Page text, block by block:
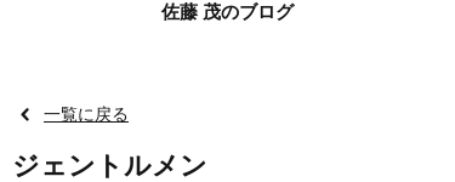
佐藤 茂のブログ
一覧に戻る
ジェントルメン